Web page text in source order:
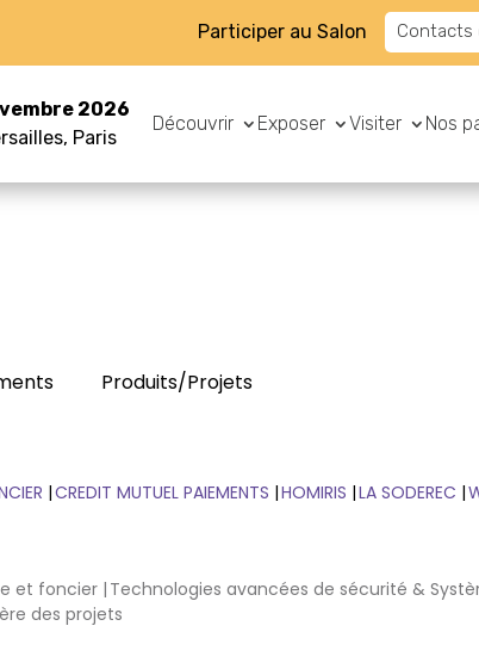
Participer au Salon Contacts
2026
Paris
Découvrir Exposer Visiter Nos
Produits/Projets
CREDIT MUTUEL PAIEMENTS HOMIRIS LA SODEREC
et foncier Technologies avancées de sécurité &
des projets